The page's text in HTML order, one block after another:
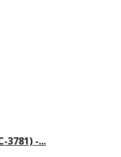
3781) -...